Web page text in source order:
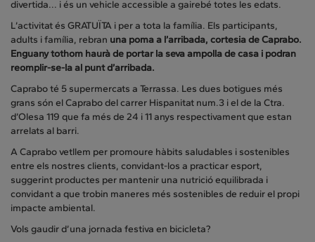
divertida... i és un vehicle accessible a gairebé totes les edats.
L’activitat és GRATUÏTA i per a tota la família. Els participants,
adults i família, rebran una poma a l’arribada, cortesia de Caprabo.
Enguany tothom haurà de portar la seva ampolla de casa i podran
reomplir-se-la al punt d’arribada.
Caprabo té 5 supermercats a Terrassa. Les dues botigues més
grans són el Caprabo del carrer Hispanitat num.3 i el de la Ctra.
d’Olesa 119 que fa més de 24 i 11 anys respectivament que estan
arrelats al barri.
A Caprabo vetllem per promoure hàbits saludables i sostenibles
entre els nostres clients, convidant-los a practicar esport,
suggerint productes per mantenir una nutrició equilibrada i
convidant a que trobin maneres més sostenibles de reduir el propi
impacte ambiental.
Vols gaudir d’una jornada festiva en bicicleta?